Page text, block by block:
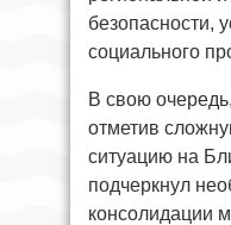
безопасности,
социального
В свою
отметив
ситуацию на
подчеркнул
консолидации